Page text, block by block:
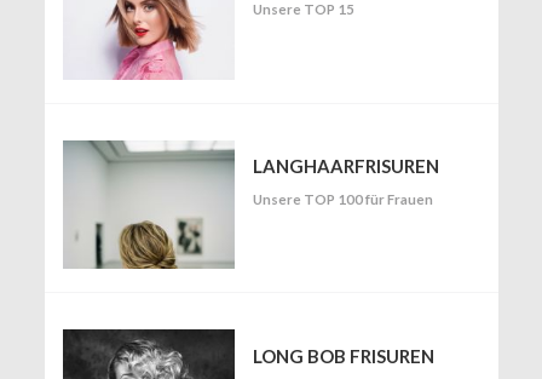
Unsere TOP 15
LANGHAARFRISUREN
Unsere TOP 100 für Frauen
LONG BOB FRISUREN